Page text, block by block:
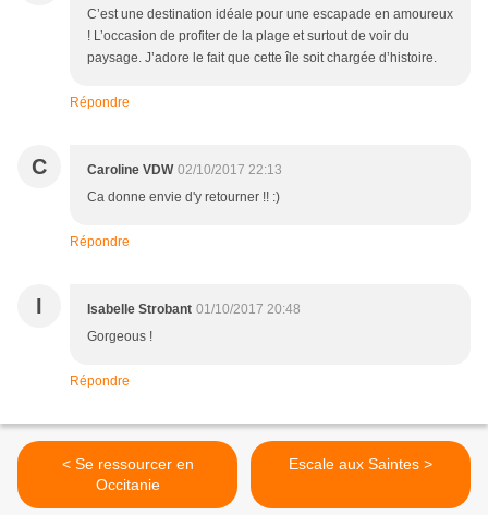
C’est une destination idéale pour une escapade en amoureux
! L’occasion de profiter de la plage et surtout de voir du
paysage. J’adore le fait que cette île soit chargée d’histoire.
Répondre
C Caroline VDW 02/10/2017 22:13
Ca donne envie d'y retourner !! :)
Répondre
I Isabelle Strobant 01/10/2017 20:48
Gorgeous !
Répondre
< Se ressourcer en
Occitanie
Escale aux Saintes >